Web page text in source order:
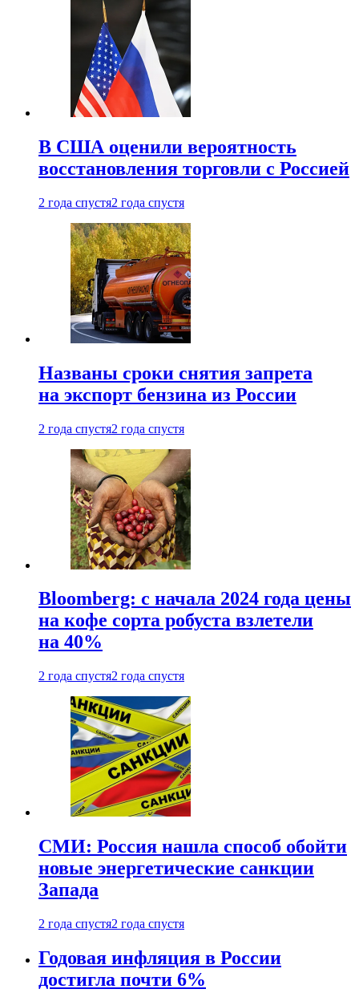
В США оценили вероятность
восстановления торговли с Россией
2 года спустя2 года спустя
Названы сроки снятия запрета
на экспорт бензина из России
2 года спустя2 года спустя
Bloomberg: с начала 2024 года цены
на кофе сорта робуста взлетели
на 40%
2 года спустя2 года спустя
СМИ: Россия нашла способ обойти
новые энергетические санкции
Запада
2 года спустя2 года спустя
Годовая инфляция в России
достигла почти 6%